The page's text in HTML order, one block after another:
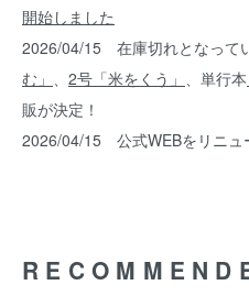
開始しました
2026/04/15 在庫切れとなって
む」
2号「米をくう」 、単行本
販が決定！
2026/04/15 公式WEBをリニュ